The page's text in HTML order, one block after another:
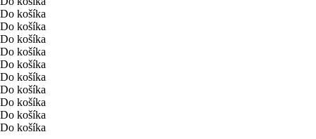
Do košíka
Do košíka
Do košíka
Do košíka
Do košíka
Do košíka
Do košíka
Do košíka
Do košíka
Do košíka